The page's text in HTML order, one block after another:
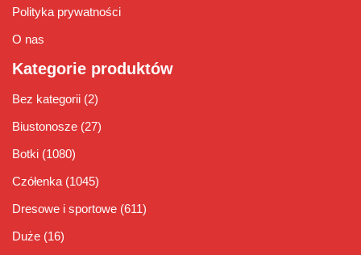
Polityka prywatności
O nas
Kategorie produktów
Bez kategorii (2)
Biustonosze (27)
Botki (1080)
Czółenka (1045)
Dresowe i sportowe (611)
Duże (16)